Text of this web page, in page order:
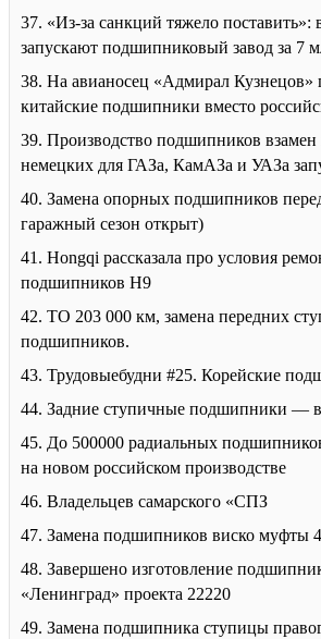
37. «Из-за санкций тяжело поставить»:
запускают подшипниковый завод за 7
38. На авианосец «Адмирал Кузнецов»
китайские подшипники вместо
39. Производство подшипников
немецких для ГАЗа, КамАЗа и УАЗа
40. Замена опорных подшипников
гаражный сезон открыт)
41. Hongqi рассказала про условия
подшипников H9
42. ТО 203 000 км, замена передних
подшипников.
43. Трудовыебудни #25. Корейские
44. Задние ступичные подшипники —
45. До 500000 радиальных
на новом российском производстве
46. Владельцев самарского «СПЗ
47. Замена подшипников виско муфты
48. Завершено изготовление
«Ленинград» проекта 22220
49. Замена подшипника ступицы